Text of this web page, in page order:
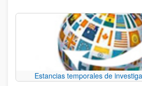
Estancias temporales de